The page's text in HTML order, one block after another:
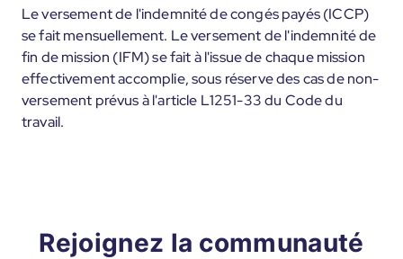
Le versement de l'indemnité de congés payés (ICCP)
se fait mensuellement. Le versement de l'indemnité de
fin de mission (IFM) se fait à l'issue de chaque mission
effectivement accomplie, sous réserve des cas de non-
versement prévus à l'article L1251-33 du Code du
travail.
Rejoignez la communauté